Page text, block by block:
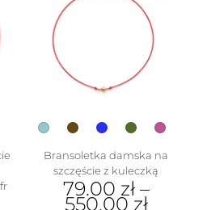
Bransoletka damska na
szczęście z kuleczką
79.00 zł–
550.00 zł